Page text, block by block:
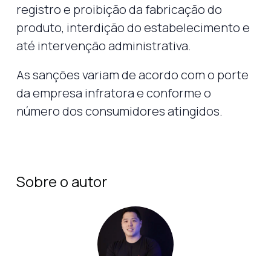
registro e proibição da fabricação do
produto, interdição do estabelecimento e
até intervenção administrativa.
As sanções variam de acordo com o porte
da empresa infratora e conforme o
número dos consumidores atingidos.
Sobre o autor